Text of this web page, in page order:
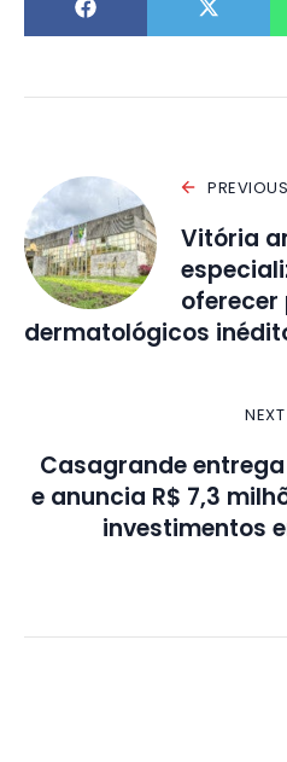
Vitória
dermatológicos
Casagrande
e anuncia R$ 7,3
investimentos